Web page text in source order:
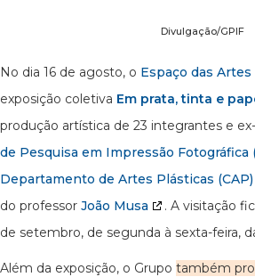
Divulgação/GPIF
No dia 16 de agosto, o Espaço das Artes
exposição coletiva Em prata, tinta e
produção artística de 23 integrantes e
de Pesquisa em Impressão Fotográfica
Departamento de Artes Plásticas (CAP)
do professor João Musa
. A visitação
de setembro, de segunda à sexta-feira,
Além da exposição, o Grupo também